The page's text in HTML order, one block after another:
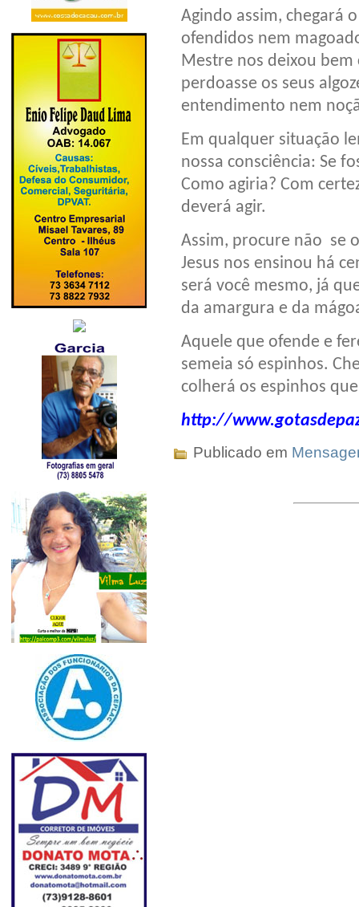
Agindo assim, chegará
ofendidos nem
Mestre nos deixou bem
perdoasse os seus
entendimento nem
Em qualquer situação
nossa consciência: Se
Como agiria? Com
deverá agir.
Assim, procure não se
Jesus nos ensinou há
será você mesmo, já
da amargura e da
Aquele que ofende e
semeia só espinhos.
colherá os espinhos
http://
Publicado em